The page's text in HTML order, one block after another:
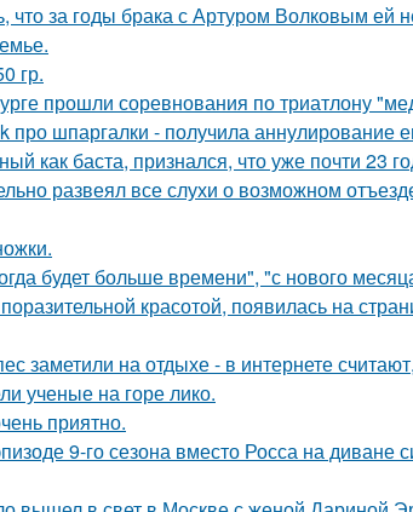
что за годы брака с Артуром Волковым ей
гр.
прошли соревнования по триатлону
шпаргалки - получила аннулирование
как баста, признался, что уже почти 23
развеял все слухи о возможном
будет больше времени", "с нового
красотой, появилась на
заметили на отдыхе - в интернете
ученые на горе лико.
приятно.
9-го сезона вместо Росса на диване